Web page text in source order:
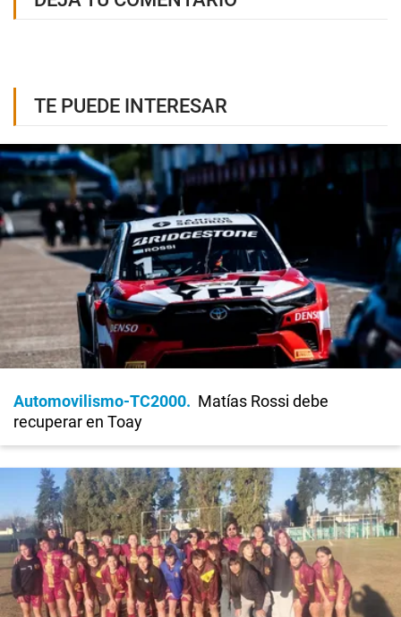
TE PUEDE INTERESAR
Automovilismo-TC2000
Matías Rossi debe
recuperar en Toay